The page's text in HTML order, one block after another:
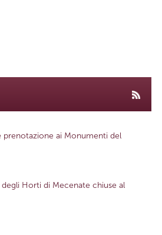
prenotazione ai Monumenti del
degli Horti di Mecenate chiuse al